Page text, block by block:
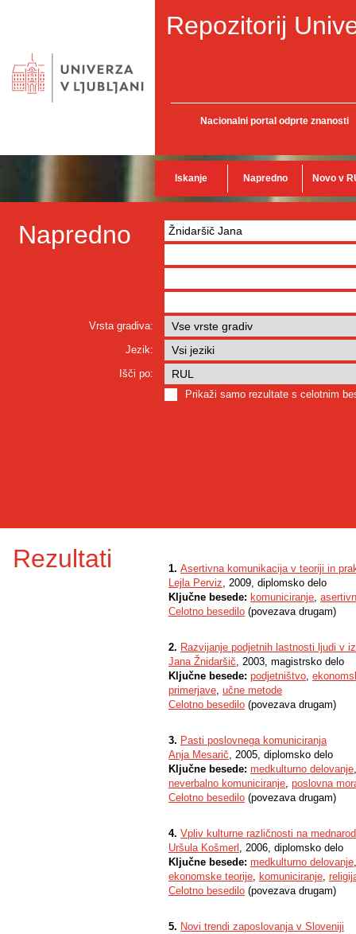
Repozitorij
Nacionalni portal odprte znanosti
Iskanje Napredno Novo v
Napredno
Vrsta gradiva:
Jezik:
Išči po:
Prikaži samo rezultate s celotnim
Rezultati 1. Asertivna komunikacija v teoriji in
Lejla Perviz, 2009, diplomsko delo
Ključne besede: komuniciranje,
Celotno besedilo (povezava drugam)
2. Razvijanje podjetnih lastnosti ljudi v
Jana Žnidaršič, 2003, magistrsko delo
Ključne besede: podjetništvo,
primerjave, učne metode
Celotno besedilo (povezava drugam)
3. Pasti poslovnega komuniciranja
Anja Mesarič, 2005, diplomsko delo
Ključne besede: medkulturno delovanje
neverbalno komuniciranje, poslovna
Celotno besedilo (povezava drugam)
4. Vpliv kulturne različnosti na
Uršula Košmerl , 2006, diplomsko delo
Ključne besede: medkulturno delovanje
ekonomske teorije, komuniciranje,
Celotno besedilo (povezava drugam)
5. Novi trendi zaposlovanja v Sloveniji